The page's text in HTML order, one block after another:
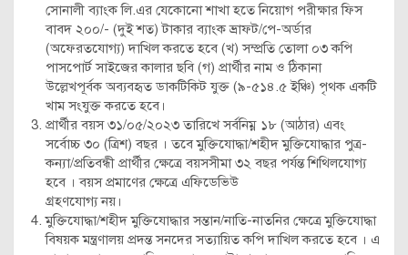
সোনালী ব্যাংক লি.এর যেকোনো শাখা হতে নিয়োগ পরীক্ষার ফিস
বাবদ ২০০/- (দুই শত) টাকার ব্যাংক ভ্রাফট/পে-অর্ডার
(অফেরতযোগ্য) দাখিল করতে হবে (খ) সম্প্রতি তোলা ০৩ কপি
পাসপোর্ট সাইজের কালার ছবি (গ) প্রার্থীর নাম ও ঠিকানা
উল্লেখপূর্বক অব্যবহৃত ডাকটিকিট যুক্ত (৯-৫১৪.৫ ইঞ্চি) পৃথক একটি
খাম সংযুক্ত করতে হবে।
প্রার্থীর বয়স ৩১/০৫/২০২৩ তারিখে সর্বনিম্ন ১৮ (আঠার) এবং
সর্বোচ্চ ৩০ (ত্রিশ) বছর । তবে মুক্তিযোদ্ধা/শহীদ মুক্তিযোদ্ধার পুত্র-
কন্যা/প্রতিবন্ধী প্রার্থীর ক্ষেত্রে বয়সসীমা ৩২ বছর পর্যন্ত শিথিলযোগ্য
হবে । বয়স প্রমাণের ক্ষেত্রে এফিডেভিউ
গ্রহণযোগ্য নয়।
মুক্তিযোদ্ধা/শহীদ মুক্তিযোদ্ধার সম্তান/নাতি-নাতনির ক্ষেত্রে মুক্তিযোদ্ধা
বিষয়ক মন্ত্রণালয় প্রদন্ত সনদের সত্যায়িত কপি দাখিল করতে হবে । এ